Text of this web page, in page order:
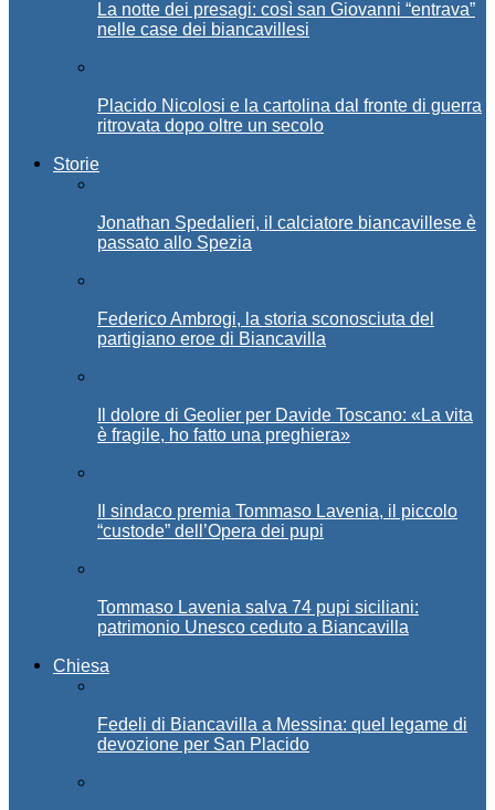
La notte dei presagi: così san Giovanni “entrava”
nelle case dei biancavillesi
Placido Nicolosi e la cartolina dal fronte di guerra
ritrovata dopo oltre un secolo
Storie
Jonathan Spedalieri, il calciatore biancavillese è
passato allo Spezia
Federico Ambrogi, la storia sconosciuta del
partigiano eroe di Biancavilla
Il dolore di Geolier per Davide Toscano: «La vita
è fragile, ho fatto una preghiera»
Il sindaco premia Tommaso Lavenia, il piccolo
“custode” dell’Opera dei pupi
Tommaso Lavenia salva 74 pupi siciliani:
patrimonio Unesco ceduto a Biancavilla
Chiesa
Fedeli di Biancavilla a Messina: quel legame di
devozione per San Placido